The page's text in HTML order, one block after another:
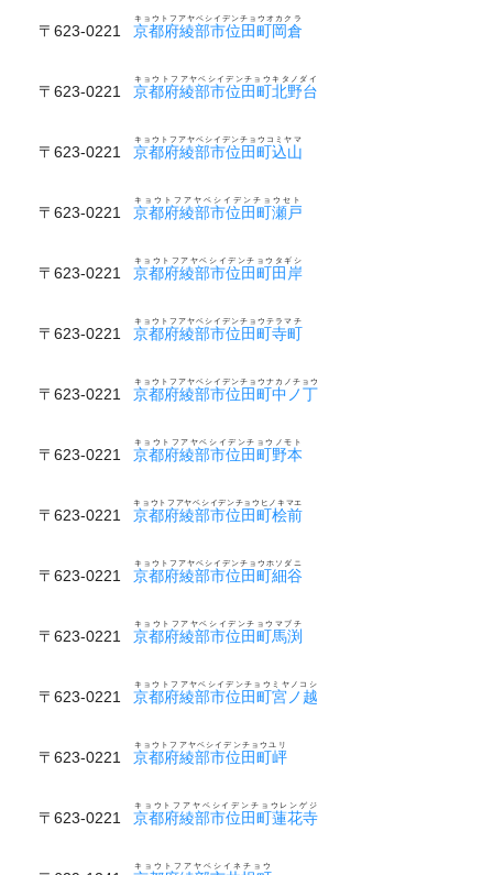
〒623-0221 京都府綾部市位田町岡倉
キョウトフアヤベシイデンチョウオカクラ
〒623-0221 京都府綾部市位田町北野台
キョウトフアヤベシイデンチョウキタノダイ
〒623-0221 京都府綾部市位田町込山
キョウトフアヤベシイデンチョウコミヤマ
〒623-0221 京都府綾部市位田町瀬戸
キョウトフアヤベシイデンチョウセト
〒623-0221 京都府綾部市位田町田岸
キョウトフアヤベシイデンチョウタギシ
〒623-0221 京都府綾部市位田町寺町
キョウトフアヤベシイデンチョウテラマチ
〒623-0221 京都府綾部市位田町中ノ丁
キョウトフアヤベシイデンチョウナカノチョウ
〒623-0221 京都府綾部市位田町野本
キョウトフアヤベシイデンチョウノモト
〒623-0221 京都府綾部市位田町桧前
キョウトフアヤベシイデンチョウヒノキマエ
〒623-0221 京都府綾部市位田町細谷
キョウトフアヤベシイデンチョウホソダニ
〒623-0221 京都府綾部市位田町馬渕
キョウトフアヤベシイデンチョウマブチ
〒623-0221 京都府綾部市位田町宮ノ越
キョウトフアヤベシイデンチョウミヤノコシ
〒623-0221 京都府綾部市位田町岼
キョウトフアヤベシイデンチョウユリ
〒623-0221 京都府綾部市位田町蓮花寺
キョウトフアヤベシイデンチョウレンゲジ
キョウトフアヤベシイネチョウ